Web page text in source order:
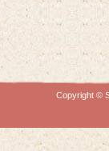
Copyright ©